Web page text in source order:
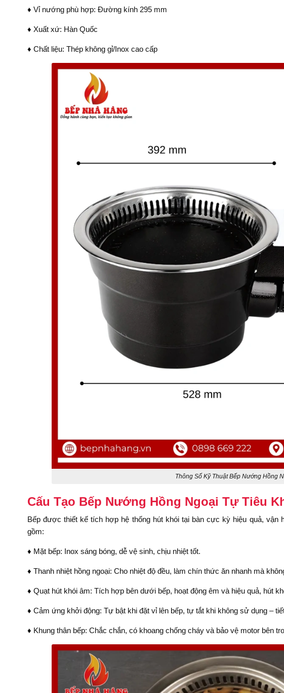
♦ Vỉ nướng phù hợp: Đường kính 295 mm
♦ Xuất xứ: Hàn Quốc
♦ Chất liệu: Thép không gỉ/Inox cao cấp
Thông Số Kỹ Thuật Bếp Nướng Hồng
Cấu Tạo Bếp Nướng Hồng Ngoại Tự Tiêu
Bếp được thiết kế tích hợp hệ thống hút khói tại bàn cực kỳ hiệu quả, vận
gồm:
♦ Mặt bếp: Inox sáng bóng, dễ vệ sinh, chịu nhiệt tốt.
♦ Thanh nhiệt hồng ngoại: Cho nhiệt độ đều, làm chín thức ăn nhanh mà
♦ Quạt hút khói âm: Tích hợp bên dưới bếp, hoạt động êm và hiệu quả, hút
♦ Cảm ứng khởi động: Tự bật khi đặt vỉ lên bếp, tự tắt khi không sử dụng –
♦ Khung thân bếp: Chắc chắn, có khoang chống cháy và bảo vệ motor bên